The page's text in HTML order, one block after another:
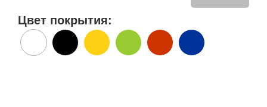
Цвет покрытия: